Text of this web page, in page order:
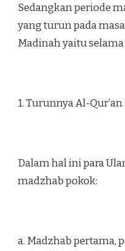
Sedangkan periode
yang turun pada
Madinah yaitu
1. Turunnya Al-
Dalam hal ini para
madzhab pokok:
a. Madzhab pertama,